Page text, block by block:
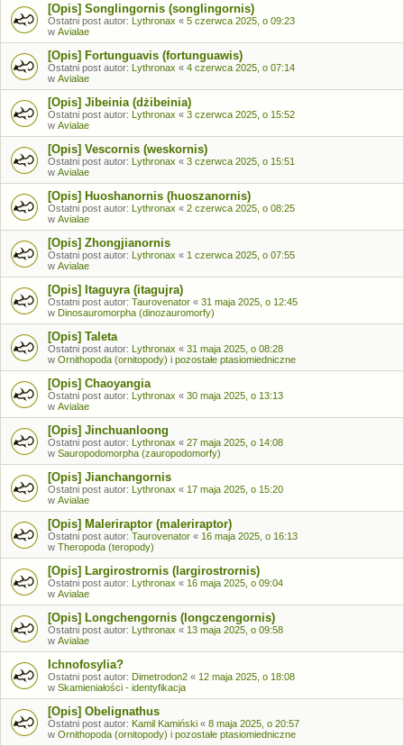
[Opis] Songlingornis (songlingornis)
Ostatni post autor: Lythronax « 5 czerwca 2025, o 09:23
w Avialae
[Opis] Fortunguavis (fortunguawis)
Ostatni post autor: Lythronax « 4 czerwca 2025, o 07:14
w Avialae
[Opis] Jibeinia (dżibeinia)
Ostatni post autor: Lythronax « 3 czerwca 2025, o 15:52
w Avialae
[Opis] Vescornis (weskornis)
Ostatni post autor: Lythronax « 3 czerwca 2025, o 15:51
w Avialae
[Opis] Huoshanornis (huoszanornis)
Ostatni post autor: Lythronax « 2 czerwca 2025, o 08:25
w Avialae
[Opis] Zhongjianornis
Ostatni post autor: Lythronax « 1 czerwca 2025, o 07:55
w Avialae
[Opis] Itaguyra (itagujra)
Ostatni post autor: Taurovenator « 31 maja 2025, o 12:45
w Dinosauromorpha (dinozauromorfy)
[Opis] Taleta
Ostatni post autor: Lythronax « 31 maja 2025, o 08:28
w Ornithopoda (ornitopody) i pozostałe ptasiomiedniczne
[Opis] Chaoyangia
Ostatni post autor: Lythronax « 30 maja 2025, o 13:13
w Avialae
[Opis] Jinchuanloong
Ostatni post autor: Lythronax « 27 maja 2025, o 14:08
w Sauropodomorpha (zauropodomorfy)
[Opis] Jianchangornis
Ostatni post autor: Lythronax « 17 maja 2025, o 15:20
w Avialae
[Opis] Maleriraptor (maleriraptor)
Ostatni post autor: Taurovenator « 16 maja 2025, o 16:13
w Theropoda (teropody)
[Opis] Largirostrornis (largirostrornis)
Ostatni post autor: Lythronax « 16 maja 2025, o 09:04
w Avialae
[Opis] Longchengornis (longczengornis)
Ostatni post autor: Lythronax « 13 maja 2025, o 09:58
w Avialae
Ichnofosylia?
Ostatni post autor: Dimetrodon2 « 12 maja 2025, o 18:08
w Skamieniałości - identyfikacja
[Opis] Obelignathus
Ostatni post autor: Kamil Kamiński « 8 maja 2025, o 20:57
w Ornithopoda (ornitopody) i pozostałe ptasiomiedniczne